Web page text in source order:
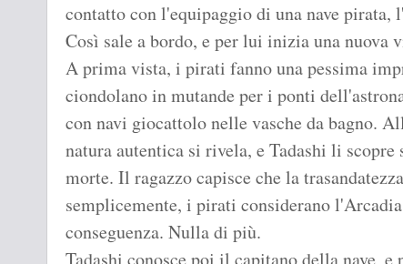
contatto con l'equipaggio di una nave pirata,
Così sale a bordo, e per lui inizia una nuova
A prima vista, i pirati fanno una pessima
ciondolano in mutande per i ponti
con navi giocattolo nelle vasche da bagno.
natura autentica si rivela, e Tadashi li
morte. Il ragazzo capisce che la
semplicemente, i pirati considerano
conseguenza. Nulla di più.